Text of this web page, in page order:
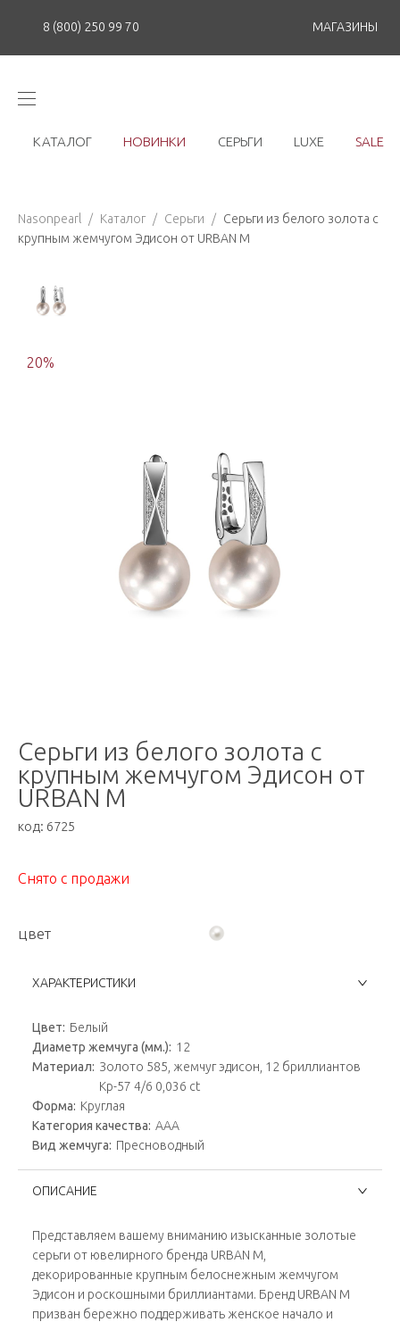
8 (800) 250 99 70 МАГАЗИНЫ
КАТАЛОГ НОВИНКИ СЕРЬГИ LUXE SALE
Nasonpearl / Каталог / Серьги / Серьги из белого золота с
крупным жемчугом Эдисон от URBAN M
20%
Серьги из белого золота с
крупным жемчугом Эдисон от
URBAN M
код: 6725
Снято с продажи
цвет
ХАРАКТЕРИСТИКИ
Цвет: Белый
Диаметр жемчуга (мм.): 12
Материал: Золото 585, жемчуг эдисон, 12 бриллиантов
Кр-57 4/6 0,036 ct
Форма: Круглая
Категория качества: ААА
Вид жемчуга: Пресноводный
ОПИСАНИЕ
Представляем вашему вниманию изысканные золотые
серьги от ювелирного бренда URBAN M,
декорированные крупным белоснежным жемчугом
Эдисон и роскошными бриллиантами. Бренд URBAN M
призван бережно поддерживать женское начало и